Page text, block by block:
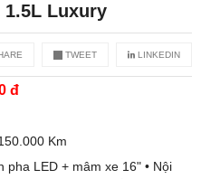
1.5L Luxury
TWEET LINKEDIN
đ
Km
pha LED + mâm xe 16" • Nội